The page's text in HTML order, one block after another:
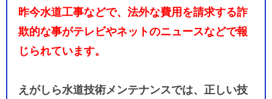
昨今水道工事などで、法外な費用を請求する詐
欺的な事がテレビやネットのニュースなどで報
じられています。
えがしら水道技術メンテナンスでは、正しい技